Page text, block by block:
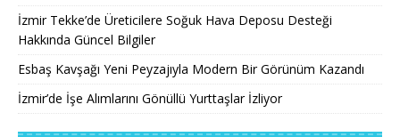
İzmir Tekke’de Üreticilere Soğuk Hava Deposu Desteği
Hakkında Güncel Bilgiler
Esbaş Kavşağı Yeni Peyzajıyla Modern Bir Görünüm Kazandı
İzmir’de İşe Alımlarını Gönüllü Yurttaşlar İzliyor